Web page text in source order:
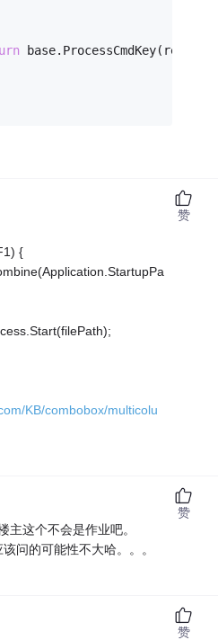
base.ProcessCmdKey(ref
{
KB/combobox/multicolu
赞
主这个不会是作业吧。
问的可能性不大哈。。。
赞
赞